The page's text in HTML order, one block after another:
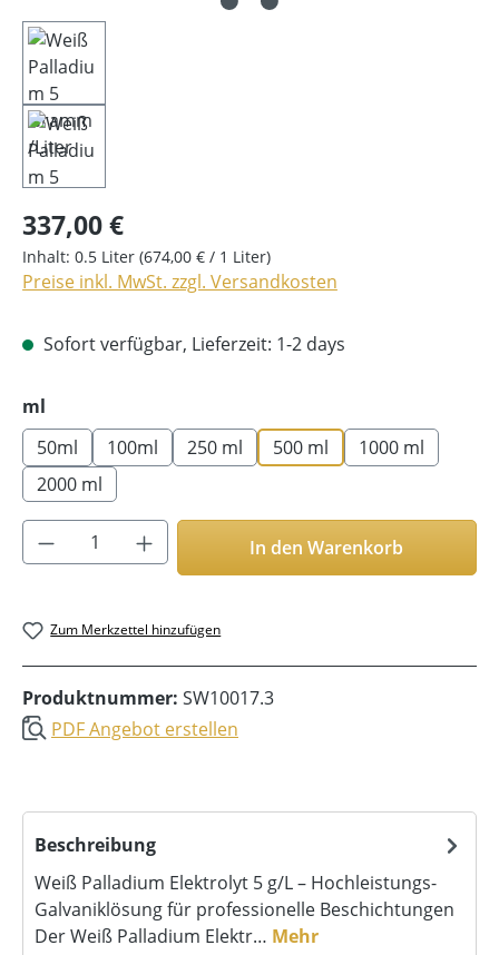
337,00 €
Inhalt: 0.5 Liter (674,00 € / 1 Liter)
Preise inkl. MwSt. zzgl. Versandkosten
Sofort verfügbar, Lieferzeit: 1-2 days
ml
50ml
100ml 250 ml 500 ml
1000 ml
2000 ml
Produkt Anzahl: Gib den gewünschten
In den Warenkorb
Zum Merkzettel hinzufügen
Produktnummer: SW10017.3
PDF Angebot erstellen
Beschreibung
Weiß Palladium Elektrolyt 5 g/L – Hochleistungs-
Galvaniklösung für professionelle Beschichtungen
Der Weiß Palladium Elektr… Mehr